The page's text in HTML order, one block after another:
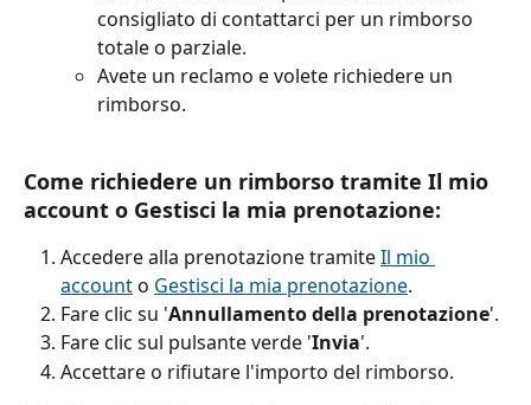
consigliato di contattarci per un rimborso
totale o parziale.
Avete un reclamo e volete richiedere un
rimborso.
Come richiedere un rimborso tramite Il mio
account o Gestisci la mia prenotazione:
Accedere alla prenotazione tramite Il mio
account o Gestisci la mia prenotazione.
Fare clic su 'Annullamento della prenotazione'.
Fare clic sul pulsante verde 'Invia'.
Accettare o rifiutare l'importo del rimborso.